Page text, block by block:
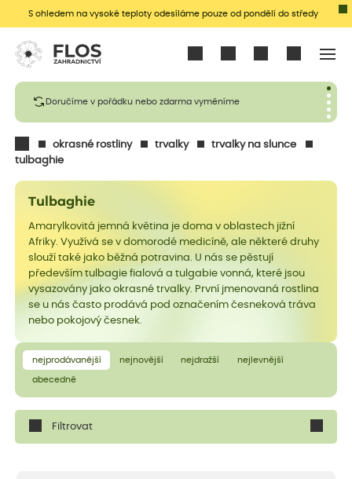
S ohledem na vysoké teploty odesíláme pouze od pondělí do středy
Doručíme v pořádku nebo zdarma vyměníme
okrasné rostliny trvalky
trvalky na slunce
tulbaghie
Tulbaghie
Amarylkovitá jemná květina je doma v oblastech jižní
Afriky. Využívá se v domorodé medicíně, ale některé druhy
slouží také jako běžná potravina. U nás se pěstují
především tulbagie fialová a tulgabie vonná, které jsou
vysazovány jako okrasné trvalky. První jmenovaná rostlina
se u nás často prodává pod označením česneková tráva
nebo pokojový česnek.
nejprodávanější nejnovější nejdražší nejlevnější
abecedně
Filtrovat